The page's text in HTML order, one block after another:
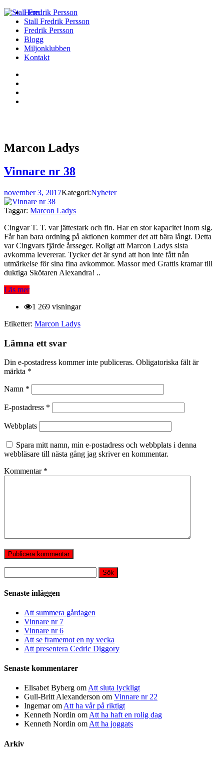
Hem
Stall Fredrik Persson
Fredrik Persson
Blogg
Miljonklubben
Kontakt
Marcon Ladys
Vinnare nr 38
november 3, 2017Kategori:Nyheter
Taggar: Marcon Ladys
Cingvar T. T. var jättestark och fin. Har en stor kapacitet inom sig.
Får han bara ordning på aktionen kommer det att bära långt. Detta
var Cingvars fjärde årsseger. Roligt att Marcon Ladys sista
avkomma levererar. Tycker det är synd att hon inte fått nån
utmärkelse för sina fina avkommor. Massor med Grattis kramar till
duktiga Skötaren Alexandra! ..
Läs mer
1 269 visningar
Etiketter: Marcon Ladys
Lämna ett svar
Din e-postadress kommer inte publiceras. Obligatoriska fält är
märkta *
Namn *
E-postadress *
Webbplats
Spara mitt namn, min e-postadress och webbplats i denna
webbläsare till nästa gång jag skriver en kommentar.
Kommentar *
efter:
Senaste inläggen
Att summera gårdagen
Vinnare nr 7
Vinnare nr 6
Att se framemot en ny vecka
Att presentera Cedric Diggory
Senaste kommentarer
Elisabet Byberg om Att sluta lyckligt
Gull-Britt Alexanderson om Vinnare nr 22
Ingemarom Att ha vår på riktigt
Kenneth Nordin om Att ha haft en rolig dag
Kenneth Nordin om Att ha joggats
Arkiv